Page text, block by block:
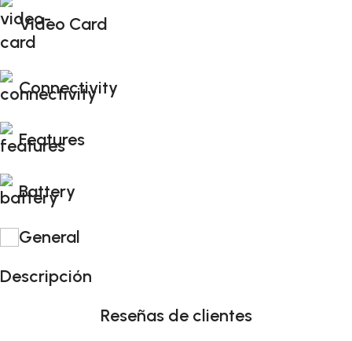
Video Card
Connectivity
Features
Battery
General
Descripción
Reseñas de clientes